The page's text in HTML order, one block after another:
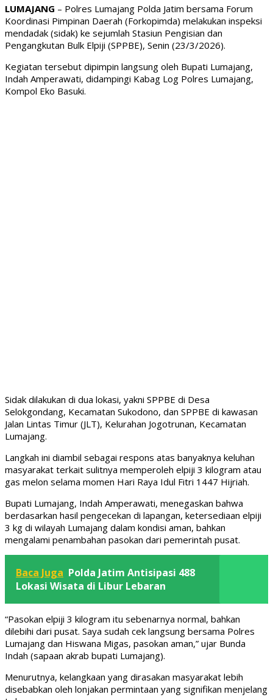
LUMAJANG – Polres Lumajang Polda Jatim bersama Forum
Koordinasi Pimpinan Daerah (Forkopimda) melakukan inspeksi
mendadak (sidak) ke sejumlah Stasiun Pengisian dan
Pengangkutan Bulk Elpiji (SPPBE), Senin (23/3/2026).
Kegiatan tersebut dipimpin langsung oleh Bupati Lumajang,
Indah Amperawati, didampingi Kabag Log Polres Lumajang,
Kompol Eko Basuki.
Sidak dilakukan di dua lokasi, yakni SPPBE di Desa
Selokgondang, Kecamatan Sukodono, dan SPPBE di kawasan
Jalan Lintas Timur (JLT), Kelurahan Jogotrunan, Kecamatan
Lumajang.
Langkah ini diambil sebagai respons atas banyaknya keluhan
masyarakat terkait sulitnya memperoleh elpiji 3 kilogram atau
gas melon selama momen Hari Raya Idul Fitri 1447 Hijriah.
Bupati Lumajang, Indah Amperawati, menegaskan bahwa
berdasarkan hasil pengecekan di lapangan, ketersediaan elpiji
3 kg di wilayah Lumajang dalam kondisi aman, bahkan
mengalami penambahan pasokan dari pemerintah pusat.
Baca Juga Polda Jatim Antisipasi 488
Lokasi Wisata di Libur Lebaran
“Pasokan elpiji 3 kilogram itu sebenarnya normal, bahkan
dilebihi dari pusat. Saya sudah cek langsung bersama Polres
Lumajang dan Hiswana Migas, pasokan aman,” ujar Bunda
Indah (sapaan akrab bupati Lumajang).
Menurutnya, kelangkaan yang dirasakan masyarakat lebih
disebabkan oleh lonjakan permintaan yang signifikan menjelang